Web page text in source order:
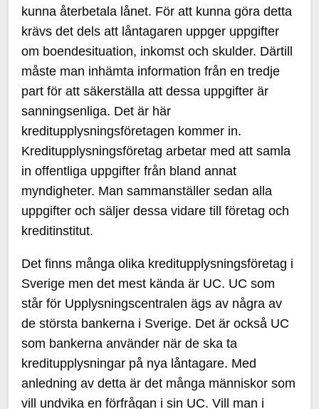
kunna återbetala lånet. För att kunna göra detta
krävs det dels att låntagaren uppger uppgifter
om boendesituation, inkomst och skulder. Därtill
måste man inhämta information från en tredje
part för att säkerställa att dessa uppgifter är
sanningsenliga. Det är här
kreditupplysningsföretagen kommer in.
Kreditupplysningsföretag arbetar med att samla
in offentliga uppgifter från bland annat
myndigheter. Man sammanställer sedan alla
uppgifter och säljer dessa vidare till företag och
kreditinstitut.
Det finns många olika kreditupplysningsföretag i
Sverige men det mest kända är UC. UC som
står för Upplysningscentralen ägs av några av
de största bankerna i Sverige. Det är också UC
som bankerna använder när de ska ta
kreditupplysningar på nya låntagare. Med
anledning av detta är det många människor som
vill undvika en förfrågan i sin UC. Vill man i